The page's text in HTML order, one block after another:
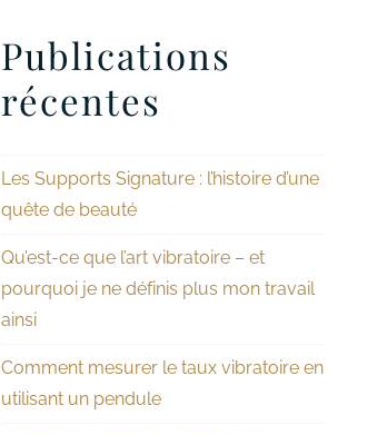
Publications
récentes
Les Supports Signature : l’histoire d’une
quête de beauté
Qu’est-ce que l’art vibratoire – et
pourquoi je ne définis plus mon travail
ainsi
Comment mesurer le taux vibratoire en
utilisant un pendule